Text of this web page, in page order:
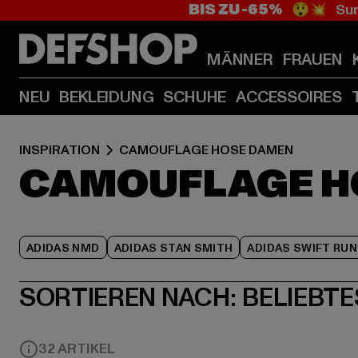
BIS ZU -65% 😲💥
MÄNNER FRAUEN
NEU BEKLEIDUNG SCHUHE ACCESSOIRES
INSPIRATION CAMOUFLAGE HOSE DAMEN
CAMOUFLAGE
ADIDAS NMD ADIDAS STAN SMITH ADIDAS SWIFT RUN
SORTIEREN NACH:
32 ARTIKEL